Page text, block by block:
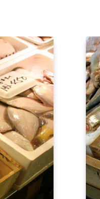
アクセス
キュンちゃんオンライ
北海道はやわかり
旅のテーマで探す
7つの国立公園
キュンちゃんの部屋